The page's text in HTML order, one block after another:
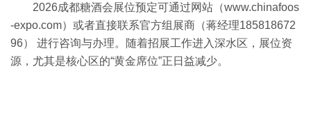
2026成都糖酒会展位预定可通过网站（www.chinafoos
-expo.com）或者直接联系官方组展商（蒋经理185818672
96） 进行咨询与办理。随着招展工作进入深水区，展位资
源，尤其是核心区的“黄金席位”正日益减少。